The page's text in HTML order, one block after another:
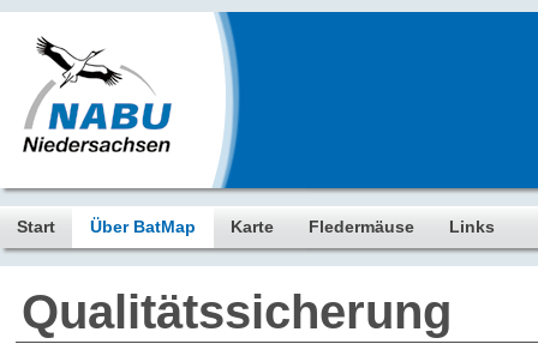
Start Über BatMap Karte Fledermäuse Links
Qualitätssicherung